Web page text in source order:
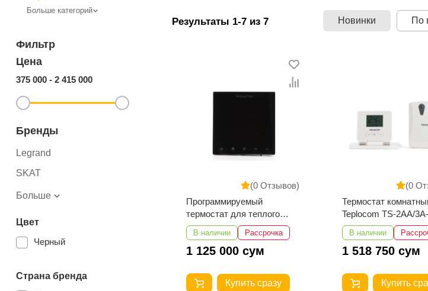
Больше категорий
Фильтр
Цена
375 000 - 2 415 000
Бренды
Legrand
SKAT
Больше
Цвет
Черный
Страна бренда
ikarvon.uz — это самый широкий диапазон цен.
категории Термостаты комнатные.
Результаты 1-7 из 7 Новинки По
(0 Отзывов)
Программируемый
термостат для теплого
пола TEPLOCOM TSF-
Prog/LUX
В наличии Рассрочка
1 125 000 сум
Купить сразу
(0
Термостат
Teplocom TS-2AA/
В наличии
1 518 750 сум
Купить